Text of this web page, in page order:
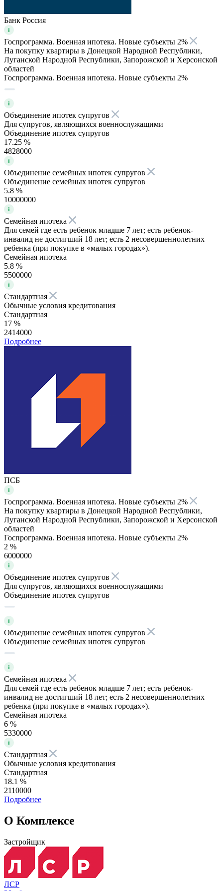
Банк Россия
Госпрограмма. Военная ипотека. Новые субъекты 2%
На покупку квартиры в Донецкой Народной Республики,
Луганской Народной Республики, Запорожской и Херсонской
областей
Госпрограмма. Военная ипотека. Новые субъекты 2%
Объединение ипотек супругов
Для супругов, являющихся военнослужащими
Объединение ипотек супругов
17.25 %
4828000
Объединение семейных ипотек супругов
Объединение семейных ипотек супругов
5.8 %
10000000
Семейная ипотека
Для семей где есть ребенок младше 7 лет; есть ребенок-
инвалид не достигший 18 лет; есть 2 несовершеннолетних
ребенка (при покупке в «малых городах»).
Семейная ипотека
5.8 %
5500000
Стандартная
Обычные условия кредитования
Стандартная
17 %
2414000
Подробнее
ПСБ
Госпрограмма. Военная ипотека. Новые субъекты 2%
На покупку квартиры в Донецкой Народной Республики,
Луганской Народной Республики, Запорожской и Херсонской
областей
Госпрограмма. Военная ипотека. Новые субъекты 2%
2 %
6000000
Объединение ипотек супругов
Для супругов, являющихся военнослужащими
Объединение ипотек супругов
Объединение семейных ипотек супругов
Объединение семейных ипотек супругов
Семейная ипотека
Для семей где есть ребенок младше 7 лет; есть ребенок-
инвалид не достигший 18 лет; есть 2 несовершеннолетних
ребенка (при покупке в «малых городах»).
Семейная ипотека
6 %
5330000
Стандартная
Обычные условия кредитования
Стандартная
18.1 %
2110000
Подробнее
О Комплексе
Застройщик
ЛСР